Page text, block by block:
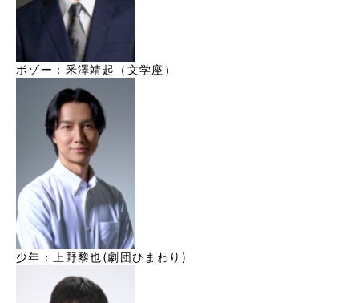
ボゾー：釆澤靖起（文学座）
少年：上野黎也(劇団ひまわり)